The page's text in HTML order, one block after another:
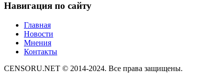
Навигация по сайту
Главная
Новости
Мнения
Контакты
CENSORU.NET © 2014-2024. Все права защищены.